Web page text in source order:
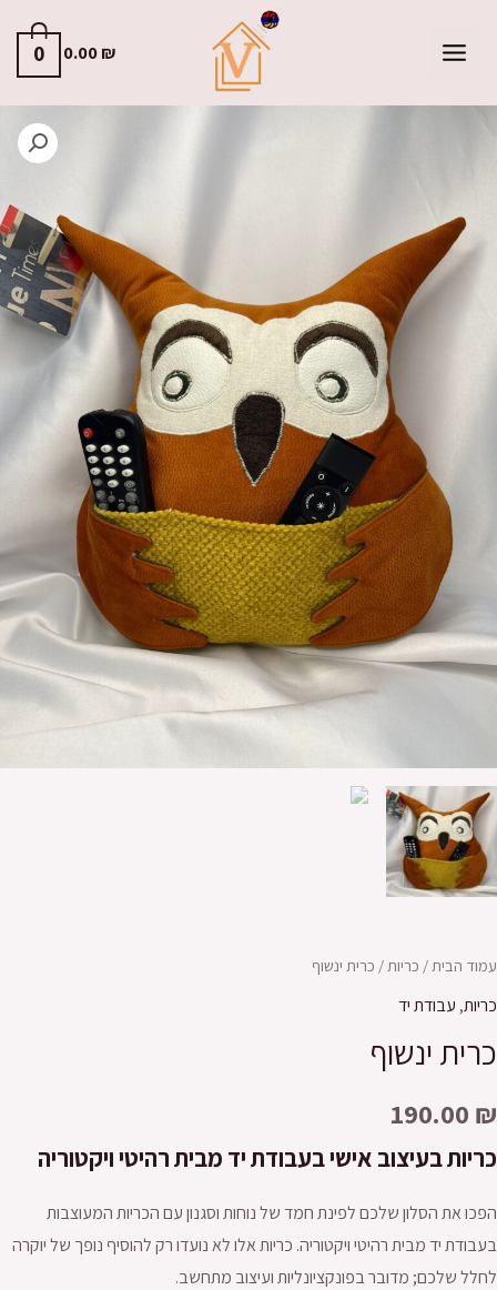
0.00₪
0
עמוד הבית/ כריות/ כרית ינשוף
כריות, עבודת יד
כרית ינשוף
190.00 ₪
כריות בעיצוב אישי בעבודת יד מבית רהיטי ויקטוריה
הפכו את הסלון שלכם לפינת חמד של נוחות וסגנון עם הכריות המעוצבות
בעבודת יד מבית רהיטי ויקטוריה. כריות אלו לא נועדו רק להוסיף נופך של יוקרה
לחלל שלכם; מדובר בפונקציונליות ועיצוב מתחשב.